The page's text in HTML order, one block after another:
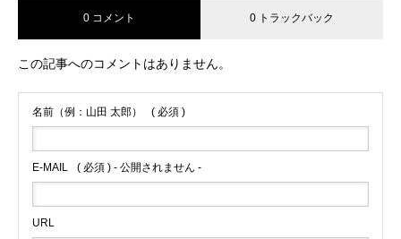
0 コメント 0 トラックバック
この記事へのコメントはありません。
名前（例：山田 太郎） ( 必須 )
E-MAIL ( 必須 ) - 公開されません -
URL